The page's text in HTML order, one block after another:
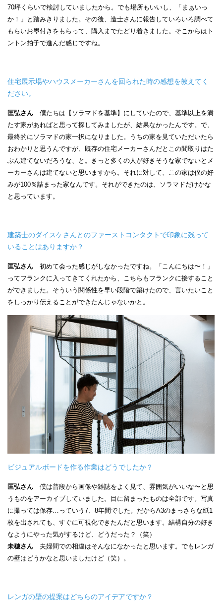
70坪くらいで検討していましたから。でも場所もいいし、「まぁいっ
か！」と踏みきりました。その後、造士さんに報告していろいろ調べて
もらいお墨付きをもらって、購入までたどり着きました。そこからはト
ントン拍子で進んだ感じですね。
住宅展示場やハウスメーカーさんを回られた時の感想を教えてく
ださい。
匡弘さん
僕たちは【ソラマドを基準】にしていたので、基準以上を満
たす家があればと思って探してみましたが、結果なかったんです。で、
最終的にソラマドの家一択になりました。うちの家を見ていただいたら
おわかりと思うんですが、既存の住宅メーカーさんだとこの間取りはた
ぶん建てないだろうな、と。きっと多くの人が好きそうな家でないとメ
ーカーさんは建てないと思いますから。それに対して、この家は僕の好
みが100％詰まった家なんです。それができたのは、ソラマドだけかな
と思っています。
建築士のダイスケさんとのファーストコンタクトで印象に残って
いることはありますか？
匡弘さん
初めて会った感じがしなかったですね。「こんにちは〜！」
ってフランクに入ってきてくれたから、こちらもフランクに接すること
ができました。そういう関係性を早い段階で築けたので、言いたいこと
をしっかり伝えることができたんじゃないかと。
ビジュアルボードを作る作業はどうでしたか？
匡弘さん
僕は普段から画像や雑誌をよく見て、雰囲気がいいな〜と思
うものをアーカイブしていました。目に留まったものは全部です。写真
に撮っては保存…っていう7、8年間でした。だからA3のまっさらな紙1
枚を出されても、すぐに可視化できたんだと思います。結構自分の好き
なようにやった気がするけど、どうだった？（笑）
未穂さん
夫婦間での相違はそんなになかったと思います。でもレンガ
の壁はどうかなと思いましたけど（笑）。
レンガの壁の提案はどちらのアイデアですか？